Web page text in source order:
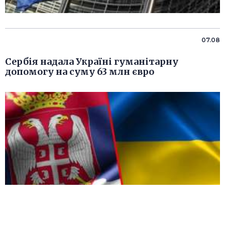
07.08
Сербія надала Україні гуманітарну
допомогу на суму 63 млн євро